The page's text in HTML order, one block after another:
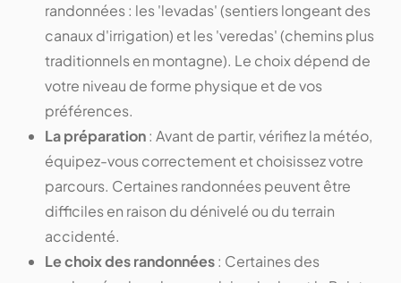
randonnées : les 'levadas' (sentiers longeant des
canaux d'irrigation) et les 'veredas' (chemins plus
traditionnels en montagne). Le choix dépend de
votre niveau de forme physique et de vos
préférences.
La préparation: Avant de partir, vérifiez la météo,
équipez-vous correctement et choisissez votre
parcours. Certaines randonnées peuvent être
difficiles en raison du dénivelé ou du terrain
accidenté.
Le choix des randonnées: Certaines des